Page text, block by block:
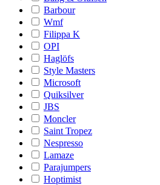
Barbour
Wmf
Filippa K
OPI
Haglöfs
Style Masters
Microsoft
Quiksilver
JBS
Moncler
Saint Tropez
Nespresso
Lamaze
Parajumpers
Hoptimist